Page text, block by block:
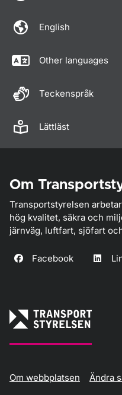
English
Other languages
Teckenspråk
Lättläst
Om
Transportstyrelsen
hög kvalitet, säkra och
järnväg, luftfart, sjöfart
Facebook
Om webbplatsen Ändra